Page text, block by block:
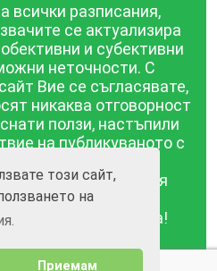
този сайт,
на
Приемам
всички разписания,
се актуализира
и субективни
неточности. С
Вие се съгласявате,
никаква отговорност
ползи, настъпили
на публикуваното с
сайт се предоставя
без гаранция за
с действителността!
- 2026, Всички права